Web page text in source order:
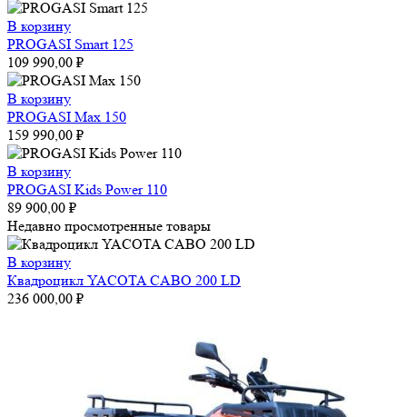
В корзину
PROGASI Smart 125
109 990,00 ₽
В корзину
PROGASI Max 150
159 990,00 ₽
В корзину
PROGASI Kids Power 110
89 900,00 ₽
Недавно просмотренные товары
В корзину
Квадроцикл YACOTA CABO 200 LD
236 000,00 ₽